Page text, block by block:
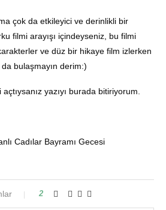
çok da etkileyici ve derinlikli bir
filmi arayışı içindeyseniz, bu filmi
ve düz bir hikaye film izlerken
bulaşmayın derim:)
açtıysanız yazıyı burada bitiriyorum.
Cadılar Bayramı Gecesi
2